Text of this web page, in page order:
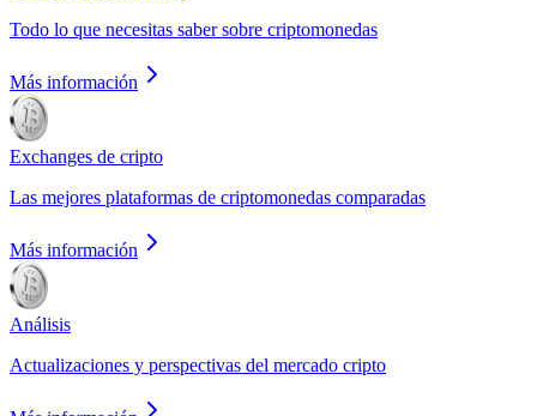
Todo lo que necesitas saber sobre criptomonedas
Más información
Exchanges de cripto
Las mejores plataformas de criptomonedas comparadas
Más información
Análisis
Actualizaciones y perspectivas del mercado cripto